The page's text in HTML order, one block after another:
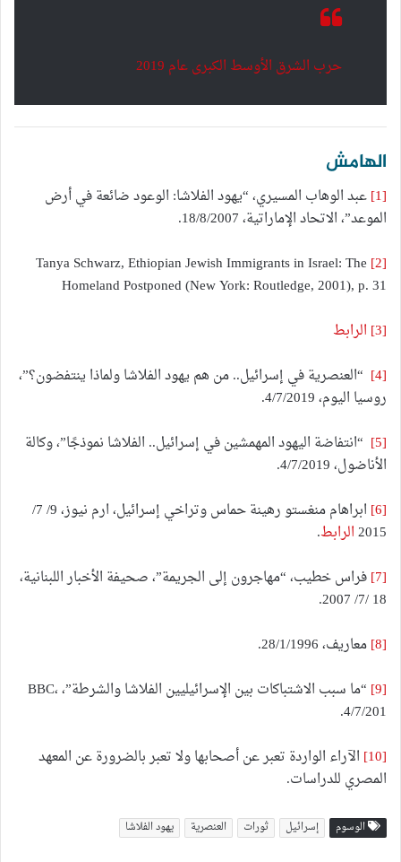
حرب الشرق الأوسط الكبرى عام 2019
الهامش
[1] عبد الوهاب المسيري، “يهود الفلاشا: الوعود ضائعة في أرض
الموعد”، الاتحاد الإماراتية، 18/8/2007.
[2]
Tanya Schwarz, Ethiopian Jewish Immigrants in Israel: The
Homeland Postponed (New York: Routledge, 2001), p. 31
[3]
الرابط
[4]
“العنصرية في إسرائيل.. من هم يهود الفلاشا ولماذا ينتفضون؟”،
روسيا اليوم، 4/7/2019.
[5]
“انتفاضة اليهود المهمشين في إسرائيل.. الفلاشا نموذجًا”، وكالة
الأناضول، 4/7/2019.
[6]
ابراهام منغستو رهينة حماس وتراخي إسرائيل، ارم نيوز، 9/ 7/
2015الرابط.
[7] فراس خطيب، “مهاجرون إلى الجريمة”، صحيفة الأخبار اللبنانية،
18 /7/ 2007.
[8] معاريف، 28/1/1996.
[9]
“ما سبب الاشتباكات بين الإسرائيليين الفلاشا والشرطة”، BBC،
4/7/201.
[10]
الآراء الواردة تعبر عن أصحابها ولا تعبر بالضرورة عن المعهد
المصري للدراسات.
الوسوم إسرائيل ثورات العنصرية يهود الفلاشا